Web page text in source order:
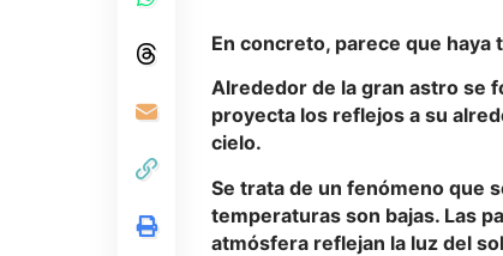
En concreto, parece que haya
Alrededor de la gran astro se
proyecta los reflejos a su
cielo.
Se trata de un fenómeno que
temperaturas son bajas. Las
atmósfera reflejan la luz del